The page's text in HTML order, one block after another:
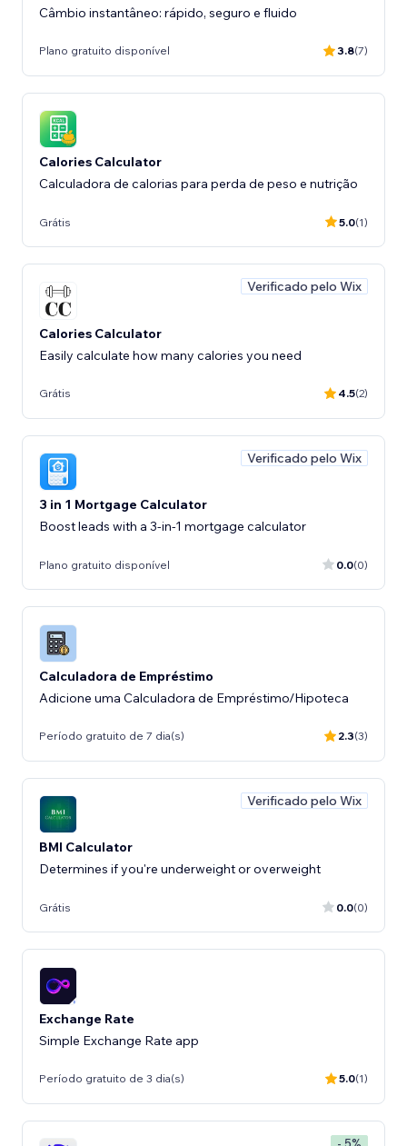
Câmbio instantâneo: rápido, seguro e fluido
Plano gratuito disponível 3.8(7)
Calories Calculator
Calculadora de calorias para perda de peso e nutrição
Grátis 5.0(1)
Verificado pelo Wix
Calories Calculator
Easily calculate how many calories you need
Grátis 4.5(2)
Verificado pelo Wix
3 in 1 Mortgage Calculator
Boost leads with a 3-in-1 mortgage calculator
Plano gratuito disponível 0.0(0)
Calculadora de Empréstimo
Adicione uma Calculadora de Empréstimo/Hipoteca
Período gratuito de 7 dia(s) 2.3(3)
Verificado pelo Wix
BMI Calculator
Determines if you're underweight or overweight
Grátis 0.0(0)
Exchange Rate
Simple Exchange Rate app
Período gratuito de 3 dia(s) 5.0(1)
- 5%